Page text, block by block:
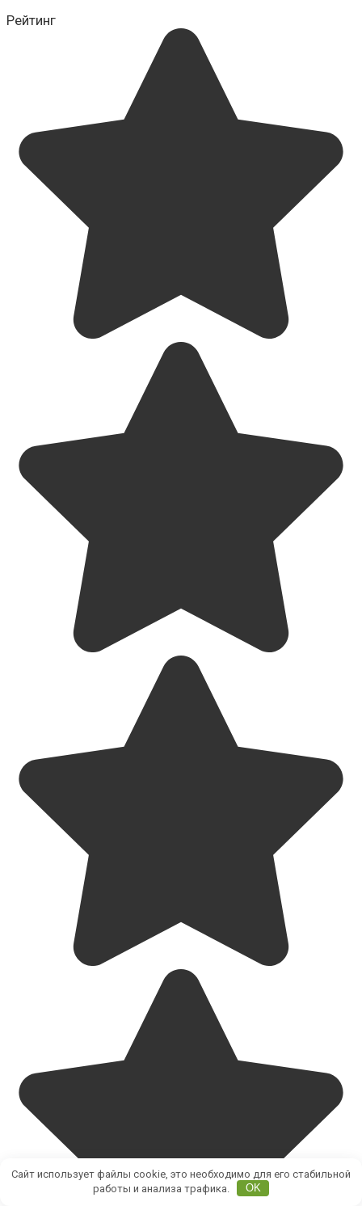
Рейтинг
Сайт использует файлы cookie, это необходимо для его стабильной
работы и анализа трафика.
OK